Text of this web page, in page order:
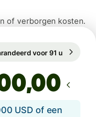
of verborgen kosten.
voor 91 u
,00
USD of een